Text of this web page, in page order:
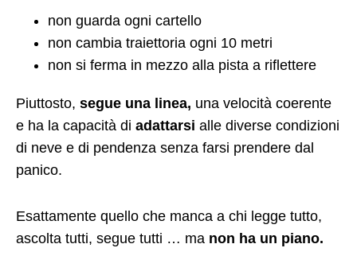
non guarda ogni cartello
non cambia traiettoria ogni 10 metri
non si ferma in mezzo alla pista a riflettere
Piuttosto, segue una linea, una velocità coerente
e ha la capacità di adattarsi alle diverse condizioni
di neve e di pendenza senza farsi prendere dal
panico.
Esattamente quello che manca a chi legge tutto,
ascolta tutti, segue tutti … ma non ha un piano.